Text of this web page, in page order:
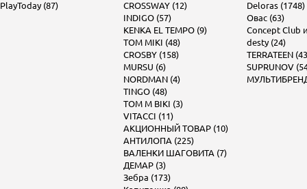
PlayToday (87)
CROSSWAY (12)
INDIGO (57)
KENKA EL TEMPO (9)
TOM MIKI (48)
CROSBY (158)
MURSU (6)
NORDMAN (4)
TINGO (48)
TOM M BIKI (3)
VITACCI (11)
АКЦИОННЫЙ ТОВАР (10)
АНТИЛОПА (225)
ВАЛЕНКИ ШАГОВИТА (7)
ДЕМАР (3)
Зебра (173)
Deloras (1748)
Овас (63)
Concept Club
desty (24)
TERRATEEN
SUPRUNOV